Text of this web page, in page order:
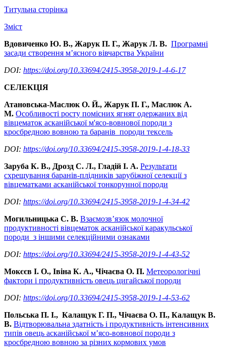
Титульна сторінка
Зміст
Вдовиченко Ю. В., Жарук П. Г., Жарук Л. В. Програмні
засади створення м’ясного вівчарства України
DOI: https://doi.org/10.33694/2415-3958-2019-1-4-6-17
СЕЛЕКЦІЯ
Атановська-Маслюк О. Й., Жарук П. Г., Маслюк А.
М. Особливості росту помісних ягнят одержаних від
вівцематок асканійської м'ясо-вовнової породи з
кросбредною вовною та баранів породи тексель
DOI: https://doi.org/10.33694/2415-3958-2019-1-4-18-33
Заруба К. В., Дрозд С. Л., Гладій І. А. Результати
схрещування баранів-плідників зарубіжної селекції з
вівцематками асканійської тонкорунної породи
DOI: https://doi.org/10.33694/2415-3958-2019-1-4-34-42
Могильницька С. В. Взаємозв’язок молочної
продуктивності вівцематок асканійської каракульської
породи з іншими селекційними ознаками
DOI: https://doi.org/10.33694/2415-3958-2019-1-4-43-52
Мокєєв І. О., Івіна К. А., Чічаєва О. П. Метеорологічні
фактори і продуктивність овець цигайської породи
DOI: https://doi.org/10.33694/2415-3958-2019-1-4-53-62
Польська П. І., Калащук Г. П., Чічаєва О. П., Калащук В.
В. Відтворювальна здатність і продуктивність інтенсивних
типів овець асканійської м’ясо-вовнової породи з
кросбредною вовною за різних кормових умов